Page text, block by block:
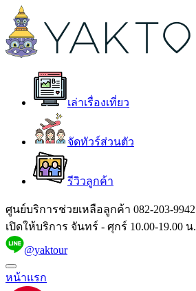
เล่าเรื่องเที่ยว
จัดทัวร์ส่วนตัว
รีวิวลูกค้า
ศูนย์บริการช่วยเหลือลูกค้า 082-203-9942
เปิดให้บริการ จันทร์ - ศุกร์ 10.00-19.00 น.
@yaktour
หน้าแรก